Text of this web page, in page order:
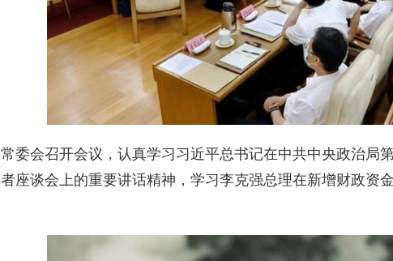
会召开会议，认真学习习近平总书记在中共中央政治局
座谈会上的重要讲话精神，学习李克强总理在新增财政资